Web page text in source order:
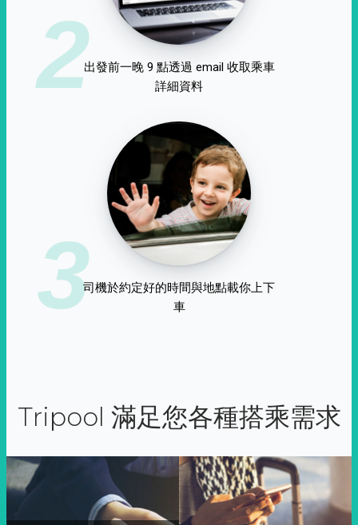
2出發前一晚 9 點透過 email 收取乘車
詳細資料
3司機於約定好的時間與地點載你上下
車
Tripool 滿足您各種搭乘需求